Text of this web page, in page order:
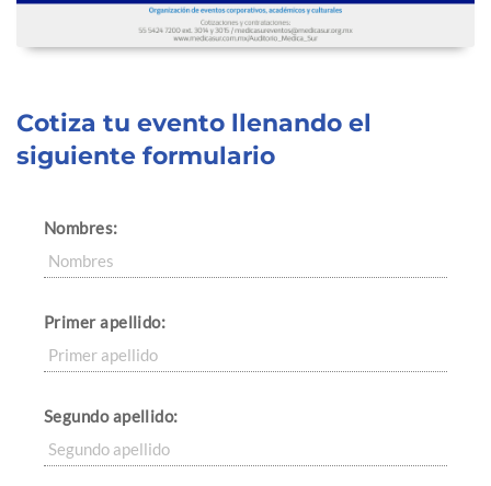
Cotiza tu evento llenando el
siguiente formulario
Nombres:
Primer apellido:
Segundo apellido: